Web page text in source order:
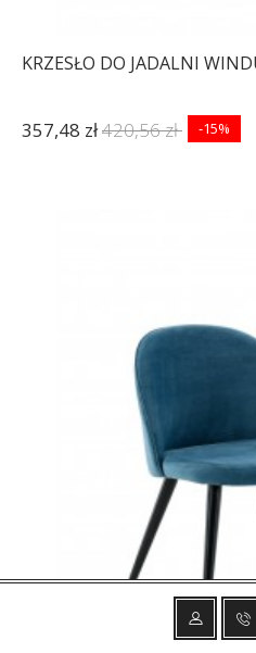
KRZESŁO DO JADALNI
357,48 zł420,56 zł -15%